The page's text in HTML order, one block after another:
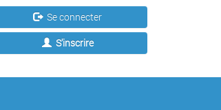
Se connecter
S'inscrire